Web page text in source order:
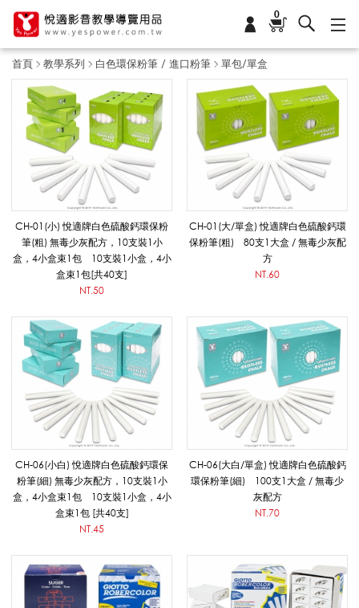
0
首頁 教學系列 白色環保粉筆 / 進口粉筆 單包/單盒
單
包
/
盒
白
色
環
CH-01(小) 悅適牌白色硫酸鈣環保粉
筆(粗) 無毒少灰配方，10支裝1小
盒，4小盒束1包 10支裝1小盒，4小
盒束1包[共40支]
NT.50
CH-01(大/單盒) 悅適牌白色硫酸鈣環
保粉筆(粗) 80支1大盒 / 無毒少灰配
方
NT.60
CH-06(小白) 悅適牌白色硫酸鈣環保
粉筆(細) 無毒少灰配方，10支裝1小
盒，4小盒束1包 10支裝1小盒，4小
盒束1包 [共40支]
NT.45
CH-06(大白/單盒) 悅適牌白色硫酸鈣
環保粉筆(細) 100支1大盒 / 無毒少
灰配方
NT.70